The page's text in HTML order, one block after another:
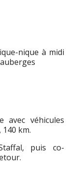
nique à midi
avec véhicules
km.
puis co-